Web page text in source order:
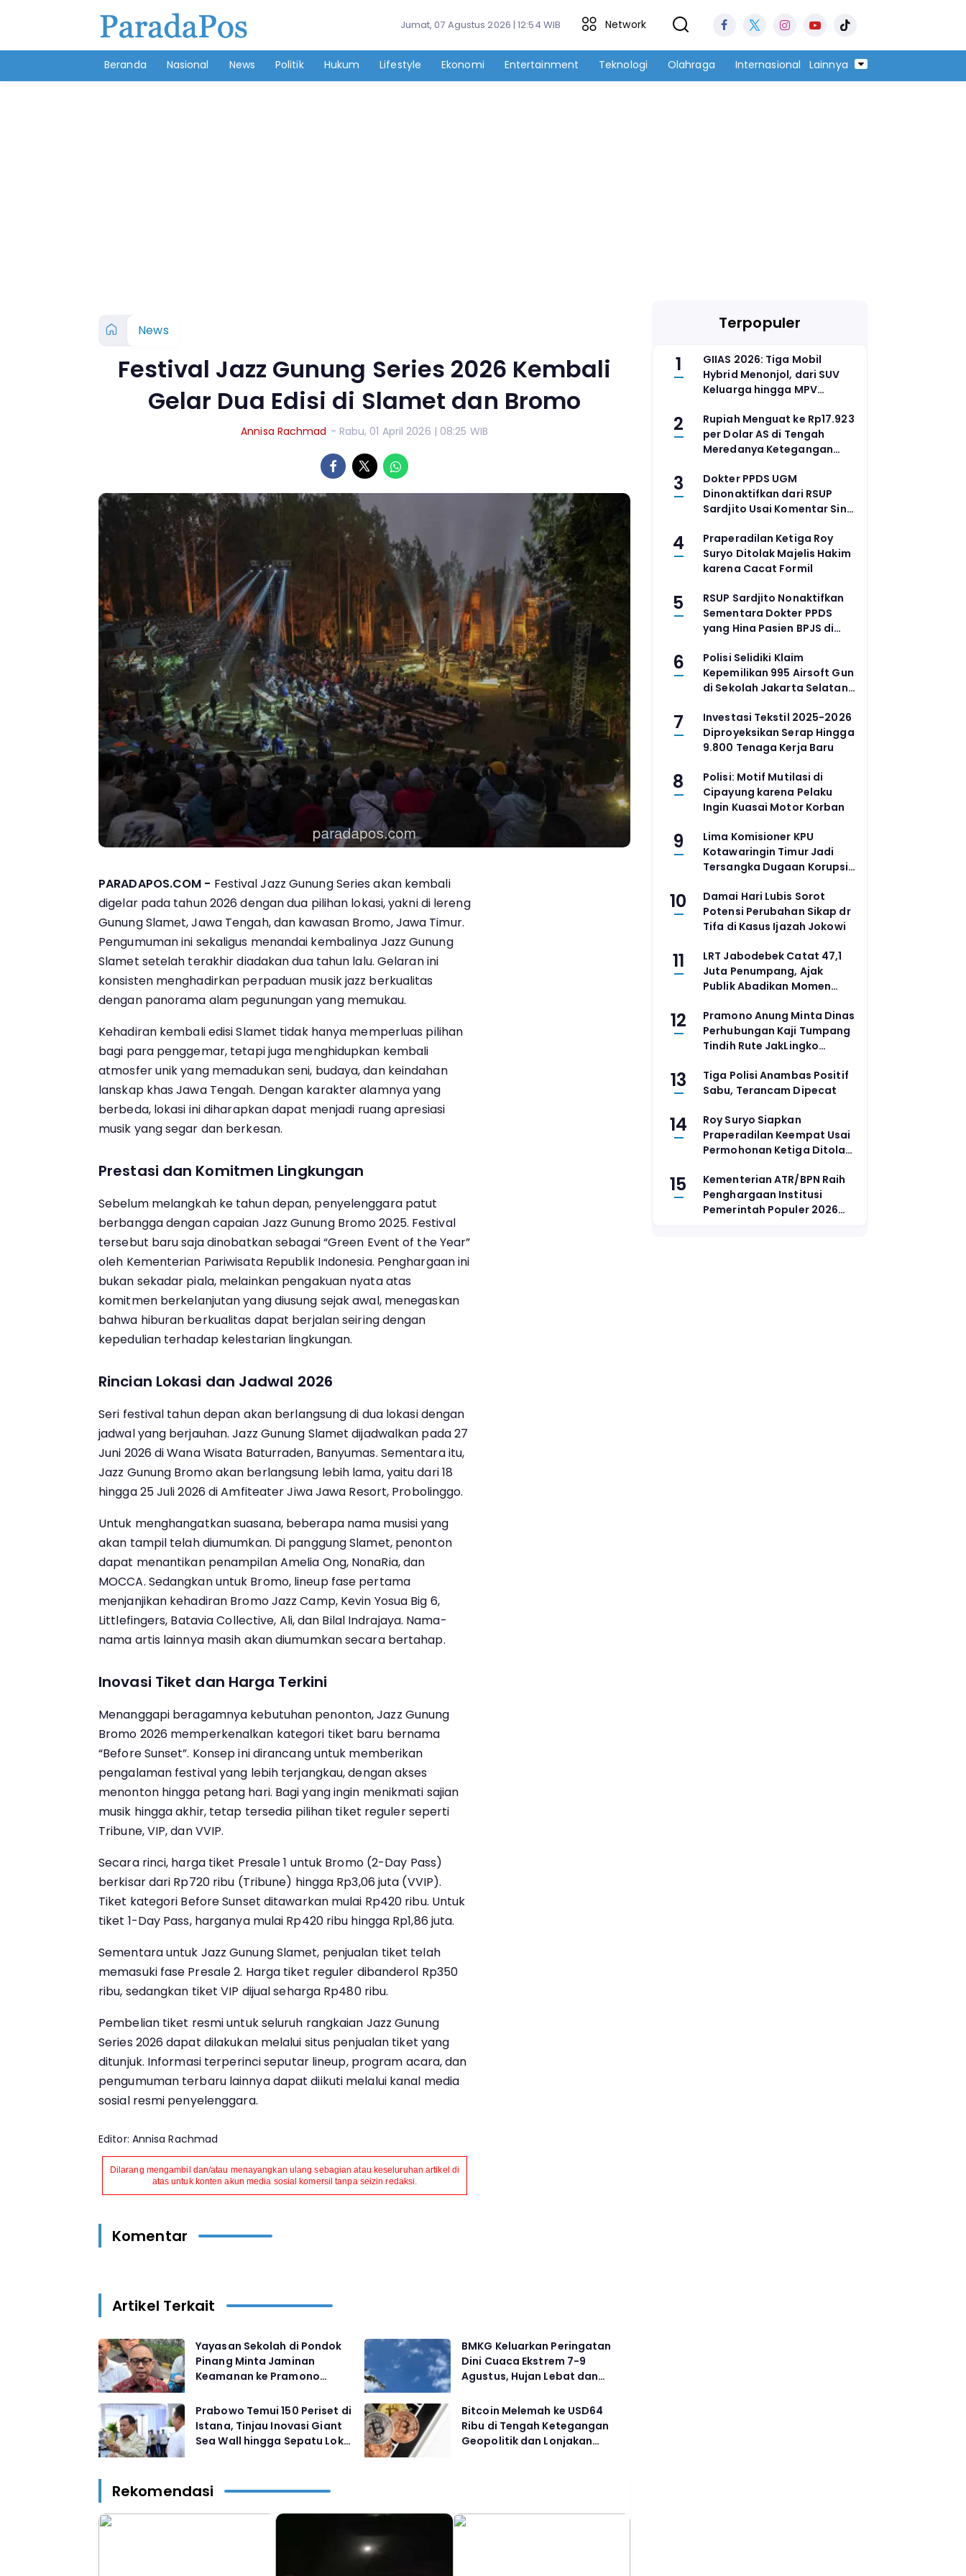
Jumat, 07 Agustus 2026 | 12:54 WIB Network
Beranda Nasional News Politik Hukum Lifestyle Ekonomi Entertainment Teknologi Olahraga Internasional Lainnya
News
Festival Jazz Gunung Series 2026 Kembali
Gelar Dua Edisi di Slamet dan Bromo
Annisa Rachmad - Rabu, 01 April 2026 | 08:25 WIB
PARADAPOS.COM - Festival Jazz Gunung Series akan kembali
digelar pada tahun 2026 dengan dua pilihan lokasi, yakni di lereng
Gunung Slamet, Jawa Tengah, dan kawasan Bromo, Jawa Timur.
Pengumuman ini sekaligus menandai kembalinya Jazz Gunung
Slamet setelah terakhir diadakan dua tahun lalu. Gelaran ini
konsisten menghadirkan perpaduan musik jazz berkualitas
dengan panorama alam pegunungan yang memukau.
Kehadiran kembali edisi Slamet tidak hanya memperluas pilihan
bagi para penggemar, tetapi juga menghidupkan kembali
atmosfer unik yang memadukan seni, budaya, dan keindahan
lanskap khas Jawa Tengah. Dengan karakter alamnya yang
berbeda, lokasi ini diharapkan dapat menjadi ruang apresiasi
musik yang segar dan berkesan.
Prestasi dan Komitmen Lingkungan
Sebelum melangkah ke tahun depan, penyelenggara patut
berbangga dengan capaian Jazz Gunung Bromo 2025. Festival
tersebut baru saja dinobatkan sebagai “Green Event of the Year”
oleh Kementerian Pariwisata Republik Indonesia. Penghargaan ini
bukan sekadar piala, melainkan pengakuan nyata atas
komitmen berkelanjutan yang diusung sejak awal, menegaskan
bahwa hiburan berkualitas dapat berjalan seiring dengan
kepedulian terhadap kelestarian lingkungan.
Rincian Lokasi dan Jadwal 2026
Seri festival tahun depan akan berlangsung di dua lokasi dengan
jadwal yang berjauhan. Jazz Gunung Slamet dijadwalkan pada 27
Juni 2026 di Wana Wisata Baturraden, Banyumas. Sementara itu,
Jazz Gunung Bromo akan berlangsung lebih lama, yaitu dari 18
hingga 25 Juli 2026 di Amfiteater Jiwa Jawa Resort, Probolinggo.
Untuk menghangatkan suasana, beberapa nama musisi yang
akan tampil telah diumumkan. Di panggung Slamet, penonton
dapat menantikan penampilan Amelia Ong, NonaRia, dan
MOCCA. Sedangkan untuk Bromo, lineup fase pertama
menjanjikan kehadiran Bromo Jazz Camp, Kevin Yosua Big 6,
Littlefingers, Batavia Collective, Ali, dan Bilal Indrajaya. Nama-
nama artis lainnya masih akan diumumkan secara bertahap.
Inovasi Tiket dan Harga Terkini
Menanggapi beragamnya kebutuhan penonton, Jazz Gunung
Bromo 2026 memperkenalkan kategori tiket baru bernama
“Before Sunset”. Konsep ini dirancang untuk memberikan
pengalaman festival yang lebih terjangkau, dengan akses
menonton hingga petang hari. Bagi yang ingin menikmati sajian
musik hingga akhir, tetap tersedia pilihan tiket reguler seperti
Tribune, VIP, dan VVIP.
Secara rinci, harga tiket Presale 1 untuk Bromo (2-Day Pass)
berkisar dari Rp720 ribu (Tribune) hingga Rp3,06 juta (VVIP).
Tiket kategori Before Sunset ditawarkan mulai Rp420 ribu. Untuk
tiket 1-Day Pass, harganya mulai Rp420 ribu hingga Rp1,86 juta.
Sementara untuk Jazz Gunung Slamet, penjualan tiket telah
memasuki fase Presale 2. Harga tiket reguler dibanderol Rp350
ribu, sedangkan tiket VIP dijual seharga Rp480 ribu.
Pembelian tiket resmi untuk seluruh rangkaian Jazz Gunung
Series 2026 dapat dilakukan melalui situs penjualan tiket yang
ditunjuk. Informasi terperinci seputar lineup, program acara, dan
pengumuman terbaru lainnya dapat diikuti melalui kanal media
sosial resmi penyelenggara.
Editor: Annisa Rachmad
Dilarang mengambil dan/atau menayangkan ulang sebagian atau keseluruhan artikel di
atas untuk konten akun media sosial komersil tanpa seizin redaksi.
Komentar
Artikel Terkait
Yayasan Sekolah di Pondok
Pinang Minta Jaminan
Keamanan ke Pramono
Pucuk Senjata Api
BMKG Keluarkan Peringatan
Dini Cuaca Ekstrem 7-9
Agustus, Hujan Lebat dan
Sejumlah Wilayah
Prabowo Temui 150 Periset di
Istana, Tinjau Inovasi Giant
Sea Wall hingga Sepatu Lokal
Bitcoin Melemah ke USD64
Ribu di Tengah Ketegangan
Geopolitik dan Lonjakan
Rekomendasi
Terpopuler
1
GIIAS 2026: Tiga Mobil
Hybrid Menonjol, dari SUV
Keluarga hingga MPV
2
Rupiah Menguat ke Rp17.923
per Dolar AS di Tengah
Meredanya Ketegangan
Kuartal II yang Solid
3
Dokter PPDS UGM
Dinonaktifkan dari RSUP
Sardjito Usai Komentar Sinis
4
Praperadilan Ketiga Roy
Suryo Ditolak Majelis Hakim
karena Cacat Formil
5
RSUP Sardjito Nonaktifkan
Sementara Dokter PPDS
yang Hina Pasien BPJS di
6
Polisi Selidiki Klaim
Kepemilikan 995 Airsoft Gun
di Sekolah Jakarta Selatan
Kubu Yayasan
7
Investasi Tekstil 2025-2026
Diproyeksikan Serap Hingga
9.800 Tenaga Kerja Baru
8
Polisi: Motif Mutilasi di
Cipayung karena Pelaku
Ingin Kuasai Motor Korban
9
Lima Komisioner KPU
Kotawaringin Timur Jadi
Tersangka Dugaan Korupsi
Miliar
10
Damai Hari Lubis Sorot
Potensi Perubahan Sikap dr
Tifa di Kasus Ijazah Jokowi
11
LRT Jabodebek Catat 47,1
Juta Penumpang, Ajak
Publik Abadikan Momen
12
Pramono Anung Minta Dinas
Perhubungan Kaji Tumpang
Tindih Rute JakLingko
13
Tiga Polisi Anambas Positif
Sabu, Terancam Dipecat
14
Roy Suryo Siapkan
Praperadilan Keempat Usai
Permohonan Ketiga Ditolak
15
Kementerian ATR/BPN Raih
Penghargaan Institusi
Pemerintah Populer 2026